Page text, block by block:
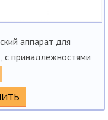
аппарат для
с принадлежностями